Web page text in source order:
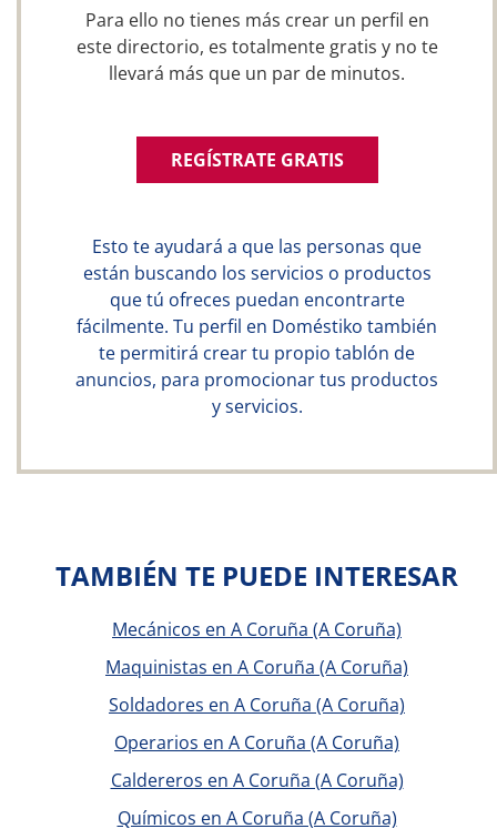
Para ello no tienes más crear un perfil en
este directorio, es totalmente gratis y no te
llevará más que un par de minutos.
REGÍSTRATE GRATIS
Esto te ayudará a que las personas que
están buscando los servicios o productos
que tú ofreces puedan encontrarte
fácilmente. Tu perfil en Doméstiko también
te permitirá crear tu propio tablón de
anuncios, para promocionar tus productos
y servicios.
TAMBIÉN TE PUEDE INTERESAR
Mecánicos en A Coruña (A Coruña)
Maquinistas en A Coruña (A Coruña)
Soldadores en A Coruña (A Coruña)
Operarios en A Coruña (A Coruña)
Caldereros en A Coruña (A Coruña)
Químicos en A Coruña (A Coruña)